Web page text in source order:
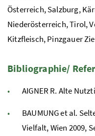
Österreich, Salzburg,
Niederösterreich, Tirol,
Kitzfleisch, Pinzgauer
Bibliographie/
AIGNER R. Alte
BAUMUNG et al.
Vielfalt, Wien 2009,